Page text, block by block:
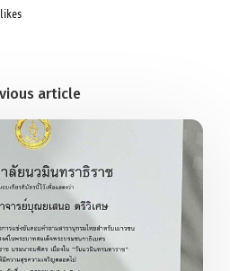
likes